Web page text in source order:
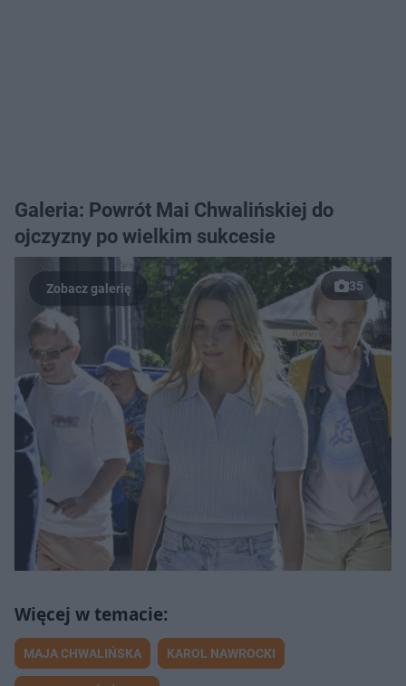
Galeria: Powrót Mai Chwalińskiej do
ojczyzny po wielkim sukcesie
35
MAJA CHWALIŃSKA KAROL NAWROCKI